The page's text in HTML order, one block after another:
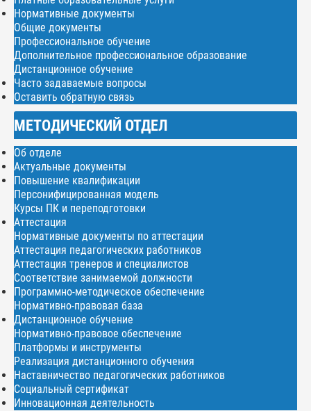
Нормативные документы
Общие документы
Профессиональное обучение
Дополнительное профессиональное образование
Дистанционное обучение
Часто задаваемые вопросы
Оставить обратную связь
МЕТОДИЧЕСКИЙ ОТДЕЛ
Об отделе
Актуальные документы
Повышение квалификации
Персонифицированная модель
Курсы ПК и переподготовки
Аттестация
Нормативные документы по аттестации
Аттестация педагогических работников
Аттестация тренеров и специалистов
Соответствие занимаемой должности
Программно-методическое обеспечение
Нормативно-правовая база
Дистанционное обучение
Нормативно-правовое обеспечение
Платформы и инструменты
Реализация дистанционного обучения
Наставничество педагогических работников
Социальный сертификат
Инновационная деятельность